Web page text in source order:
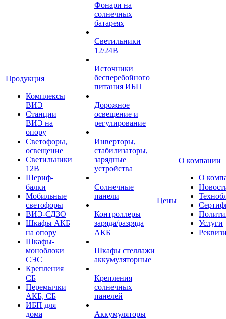
Продукция
Комплексы
ВИЭ
Станции
ВИЭ на
опору
Светофоры,
освещение
Светильники
12В
Шериф-
балки
Мобильные
светофоры
ВИЭ-СДЗО
Шкафы АКБ
на опору
Шкафы-
моноблоки
СЭС
Крепления
СБ
Перемычки
АКБ, СБ
ИБП для
дома
Фонари на
солнечных
батареях
Светильники
12/24В
Источники
бесперебойного
питания ИБП
Дорожное
освещение и
регулирование
Инверторы,
стабилизаторы,
зарядные
устройства
Солнечные
панели
Контроллеры
заряда/разряда
АКБ
Шкафы стеллажи
аккумуляторные
Крепления
солнечных
панелей
Аккумуляторы
Цены
О компании
О
Услуги